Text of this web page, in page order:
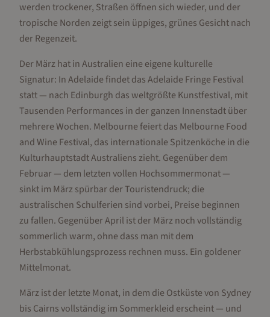
werden trockener, Straßen öffnen sich wieder, und der
tropische Norden zeigt sein üppiges, grünes Gesicht nach
der Regenzeit.
Der März hat in Australien eine eigene kulturelle
Signatur: In Adelaide findet das Adelaide Fringe Festival
statt — nach Edinburgh das weltgrößte Kunstfestival, mit
Tausenden Performances in der ganzen Innenstadt über
mehrere Wochen. Melbourne feiert das Melbourne Food
and Wine Festival, das internationale Spitzenköche in die
Kulturhauptstadt Australiens zieht. Gegenüber dem
Februar — dem letzten vollen Hochsommermonat —
sinkt im März spürbar der Touristendruck; die
australischen Schulferien sind vorbei, Preise beginnen
zu fallen. Gegenüber April ist der März noch vollständig
sommerlich warm, ohne dass man mit dem
Herbstabkühlungsprozess rechnen muss. Ein goldener
Mittelmonat.
März ist der letzte Monat, in dem die Ostküste von Sydney
bis Cairns vollständig im Sommerkleid erscheint — und